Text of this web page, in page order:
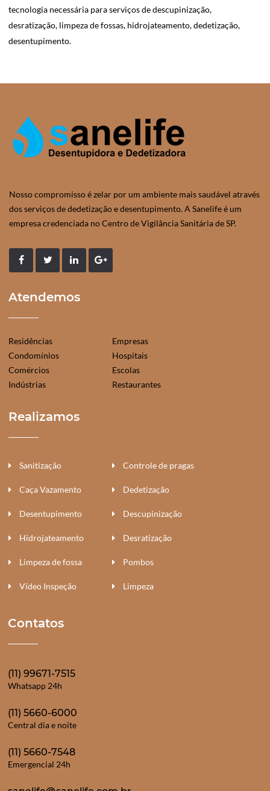
tecnologia necessária para serviços de descupinização,
desratização, limpeza de fossas, hidrojateamento, dedetização,
desentupimento.
Nosso compromisso é zelar por um ambiente mais saudável através
dos serviços de dedetização e desentupimento. A Sanelife é um
empresa credenciada no Centro de Vigilância Sanitária de SP.
Atendemos
Residências
Condomínios
Comércios
Indústrias
Empresas
Hospitais
Escolas
Restaurantes
Realizamos
Sanitização
Caça Vazamento
Desentupimento
Hidrojateamento
Limpeza de fossa
Vídeo Inspeção
Controle de pragas
Dedetização
Descupinização
Desratização
Pombos
Limpeza
Contatos
(11) 99671-7515
Whatsapp 24h
(11) 5660-6000
Central dia e noite
(11) 5660-7548
Emergencial 24h